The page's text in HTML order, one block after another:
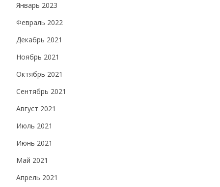
Январь 2023
Февраль 2022
Декабрь 2021
Ноябрь 2021
Октябрь 2021
Сентябрь 2021
Август 2021
Июль 2021
Июнь 2021
Май 2021
Апрель 2021